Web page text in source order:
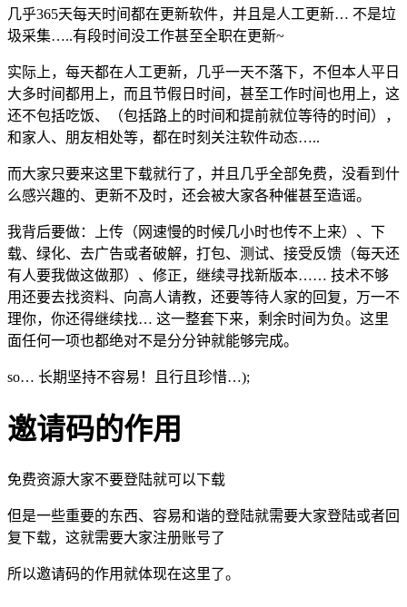
几乎365天每天时间都在更新软件，并且是人工更新… 不是垃
圾采集…..有段时间没工作甚至全职在更新~
实际上，每天都在人工更新，几乎一天不落下，不但本人平日
大多时间都用上，而且节假日时间，甚至工作时间也用上，这
还不包括吃饭、（包括路上的时间和提前就位等待的时间），
和家人、朋友相处等，都在时刻关注软件动态…..
而大家只要来这里下载就行了，并且几乎全部免费，没看到什
么感兴趣的、更新不及时，还会被大家各种催甚至造谣。
我背后要做：上传（网速慢的时候几小时也传不上来）、下
载、绿化、去广告或者破解，打包、测试、接受反馈（每天还
有人要我做这做那）、修正，继续寻找新版本…… 技术不够
用还要去找资料、向高人请教，还要等待人家的回复，万一不
理你，你还得继续找… 这一整套下来，剩余时间为负。这里
面任何一项也都绝对不是分分钟就能够完成。
so… 长期坚持不容易！且行且珍惜…);
邀请码的作用
免费资源大家不要登陆就可以下载
但是一些重要的东西、容易和谐的登陆就需要大家登陆或者回
复下载，这就需要大家注册账号了
所以邀请码的作用就体现在这里了。